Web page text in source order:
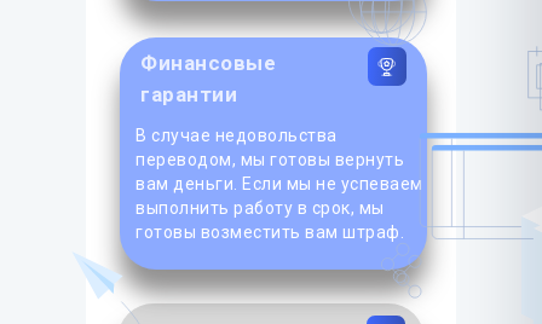
Финансовые
гарантии
В случае недовольства
переводом, мы готовы вернуть
вам деньги. Если мы не успеваем
выполнить работу в срок, мы
готовы возместить вам штраф.